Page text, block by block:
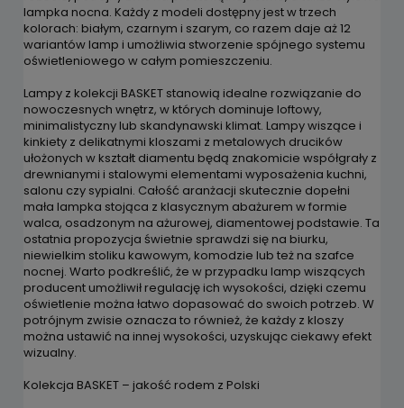
lampka nocna. Każdy z modeli dostępny jest w trzech
kolorach: białym, czarnym i szarym, co razem daje aż 12
wariantów lamp i umożliwia stworzenie spójnego systemu
oświetleniowego w całym pomieszczeniu.
Lampy z kolekcji BASKET stanowią idealne rozwiązanie do
nowoczesnych wnętrz, w których dominuje loftowy,
minimalistyczny lub skandynawski klimat. Lampy wiszące i
kinkiety z delikatnymi kloszami z metalowych drucików
ułożonych w kształt diamentu będą znakomicie współgrały z
drewnianymi i stalowymi elementami wyposażenia kuchni,
salonu czy sypialni. Całość aranżacji skutecznie dopełni
mała lampka stojąca z klasycznym abażurem w formie
walca, osadzonym na ażurowej, diamentowej podstawie. Ta
ostatnia propozycja świetnie sprawdzi się na biurku,
niewielkim stoliku kawowym, komodzie lub też na szafce
nocnej. Warto podkreślić, że w przypadku lamp wiszących
producent umożliwił regulację ich wysokości, dzięki czemu
oświetlenie można łatwo dopasować do swoich potrzeb. W
potrójnym zwisie oznacza to również, że każdy z kloszy
można ustawić na innej wysokości, uzyskując ciekawy efekt
wizualny.
Kolekcja BASKET – jakość rodem z Polski